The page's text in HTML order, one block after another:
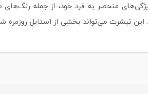
منحصر به فرد خود، از جمله رنگ‌های
تیشرت می‌تواند بخشی از استایل روزمره